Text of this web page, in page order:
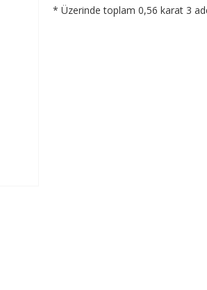
* Üzerinde toplam 0,56 karat 3